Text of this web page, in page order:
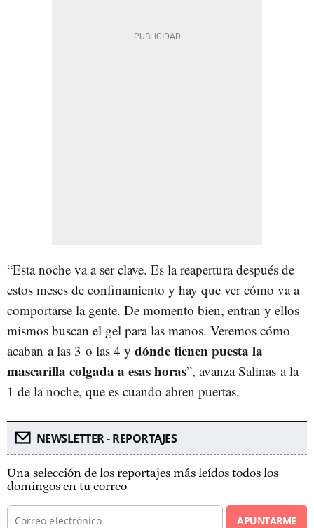
“Esta noche va a ser clave. Es la reapertura después de
estos meses de confinamiento y hay que ver cómo va a
comportarse la gente. De momento bien, entran y ellos
mismos buscan el gel para las manos. Veremos cómo
acaban a las 3 o las 4 y dónde tienen puesta la
mascarilla colgada a esas horas”, avanza Salinas a la
1 de la noche, que es cuando abren puertas.
NEWSLETTER - REPORTAJES
Una selección de los reportajes más leídos todos los
domingos en tu correo
APUNTARME